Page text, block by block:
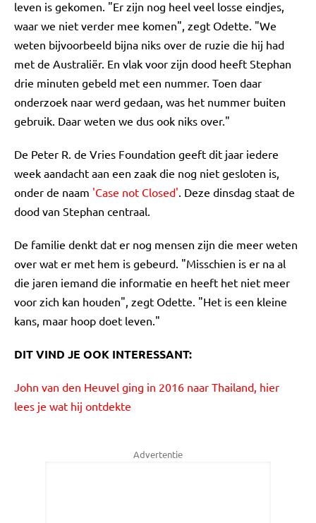
leven is gekomen. "Er zijn nog heel veel losse eindjes,
waar we niet verder mee komen", zegt Odette. "We
weten bijvoorbeeld bijna niks over de ruzie die hij had
met de Australiër. En vlak voor zijn dood heeft Stephan
drie minuten gebeld met een nummer. Toen daar
onderzoek naar werd gedaan, was het nummer buiten
gebruik. Daar weten we dus ook niks over."
De Peter R. de Vries Foundation geeft dit jaar iedere
week aandacht aan een zaak die nog niet gesloten is,
onder de naam 'Case not Closed'. Deze dinsdag staat de
dood van Stephan centraal.
De familie denkt dat er nog mensen zijn die meer weten
over wat er met hem is gebeurd. "Misschien is er na al
die jaren iemand die informatie en heeft het niet meer
voor zich kan houden", zegt Odette. "Het is een kleine
kans, maar hoop doet leven."
DIT VIND JE OOK INTERESSANT:
John van den Heuvel ging in 2016 naar Thailand, hier
lees je wat hij ontdekte
Advertentie